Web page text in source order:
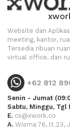
Website dan
meeting, kantor,
Tersedia ribuan
virtual office, dan
+62 812
Senin - Jumat
Sabtu, Minggu, Tgl
E. cs@xwork.co
A. Wisma 76, lt.23,